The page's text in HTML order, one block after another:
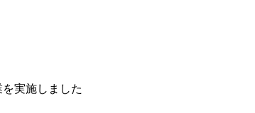
実施しました